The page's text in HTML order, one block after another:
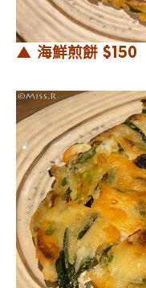
▲ 海鮮煎餅 $150